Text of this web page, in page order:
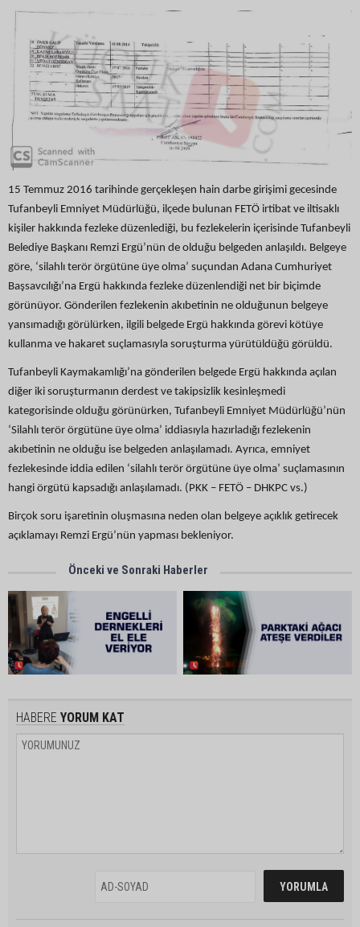
15 Temmuz 2016 tarihinde gerçekleşen hain darbe girişimi gecesinde
Tufanbeyli Emniyet Müdürlüğü, ilçede bulunan FETÖ irtibat ve iltisaklı
kişiler hakkında fezleke düzenlediği, bu fezlekelerin içerisinde Tufanbeyli
Belediye Başkanı Remzi Ergü’nün de olduğu belgeden anlaşıldı. Belgeye
göre, ‘silahlı terör örgütüne üye olma’ suçundan Adana Cumhuriyet
Başsavcılığı’na Ergü hakkında fezleke düzenlendiği net bir biçimde
görünüyor. Gönderilen fezlekenin akıbetinin ne olduğunun belgeye
yansımadığı görülürken, ilgili belgede Ergü hakkında görevi kötüye
kullanma ve hakaret suçlamasıyla soruşturma yürütüldüğü görüldü.
Tufanbeyli Kaymakamlığı’na gönderilen belgede Ergü hakkında açılan
diğer iki soruşturmanın derdest ve takipsizlik kesinleşmedi
kategorisinde olduğu görünürken, Tufanbeyli Emniyet Müdürlüğü’nün
‘Silahlı terör örgütüne üye olma’ iddiasıyla hazırladığı fezlekenin
akıbetinin ne olduğu ise belgeden anlaşılamadı. Ayrıca, emniyet
fezlekesinde iddia edilen ‘silahlı terör örgütüne üye olma’ suçlamasının
hangi örgütü kapsadığı anlaşılamadı. (PKK – FETÖ – DHKPC vs.)
Birçok soru işaretinin oluşmasına neden olan belgeye açıklık getirecek
açıklamayı Remzi Ergü’nün yapması bekleniyor.
Önceki ve Sonraki Haberler
HABERE YORUM KAT